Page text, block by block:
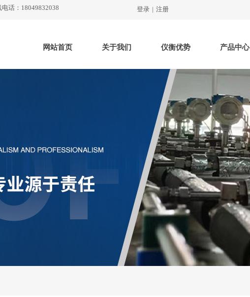
登录 | 注册
电话：18049832038
网站首页 关于我们 仪衡优势 产品中心